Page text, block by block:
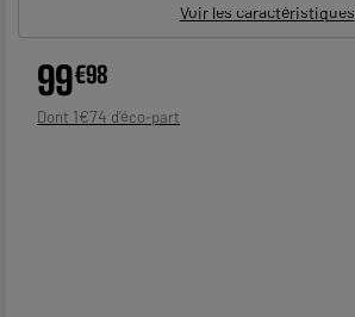
Voir les caractéristiques
99€98
Dont 1€74